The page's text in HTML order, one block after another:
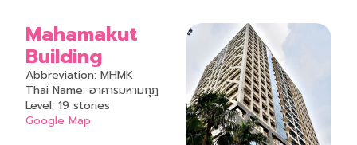
Mahamakut
Building
Abbreviation: MHMK
Thai Name: อาคารมหามกุฏ
Level: 19 stories
Google Map